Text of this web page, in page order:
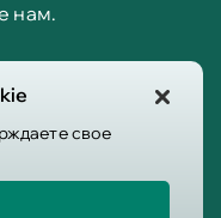
свое
нам.